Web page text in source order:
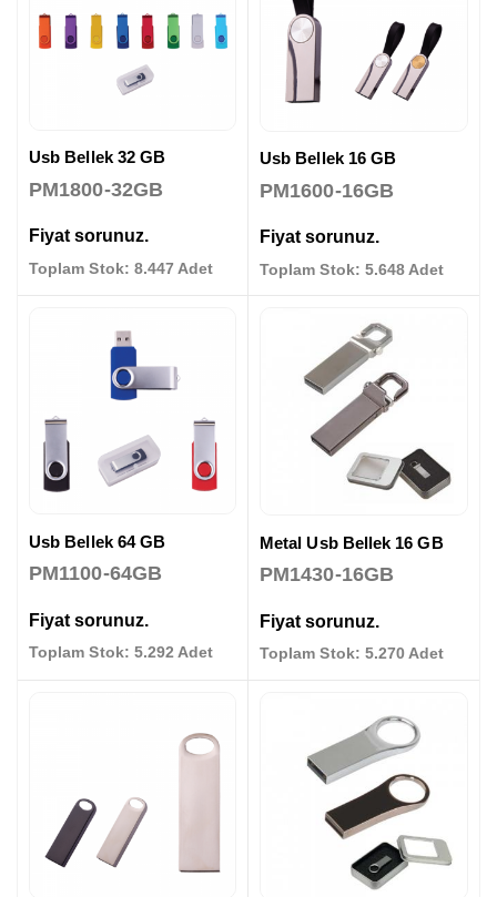
Usb Bellek 32 GB
PM1800-32GB
Fiyat sorunuz.
Toplam Stok: 8.447 Adet
Usb Bellek 16 GB
PM1600-16GB
Fiyat sorunuz.
Toplam Stok: 5.648 Adet
Usb Bellek 64 GB
PM1100-64GB
Fiyat sorunuz.
Toplam Stok: 5.292 Adet
Metal Usb Bellek 16 GB
PM1430-16GB
Fiyat sorunuz.
Toplam Stok: 5.270 Adet